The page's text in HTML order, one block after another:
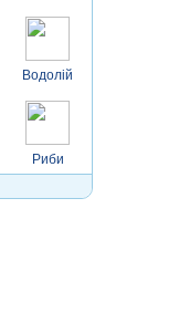
Водолій
Риби